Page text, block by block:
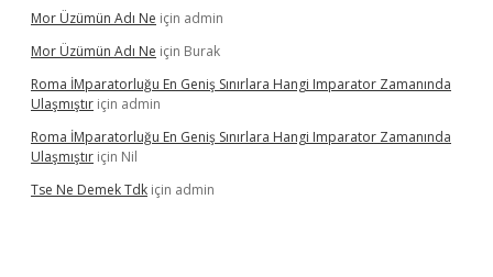
Mor Üzümün Adı Ne için admin
Mor Üzümün Adı Ne için Burak
Roma İMparatorluğu En Geniş Sınırlara Hangi Imparator Zamanında
Ulaşmıştır için admin
Roma İMparatorluğu En Geniş Sınırlara Hangi Imparator Zamanında
Ulaşmıştır için Nil
Tse Ne Demek Tdk için admin